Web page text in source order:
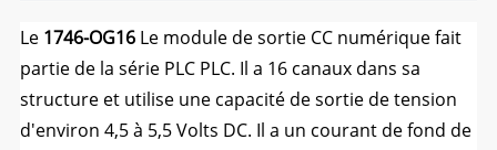
Le 1746-OG16Le module de sortie CC numérique fait
partie de la série PLC PLC. Il a 16 canaux dans sa
structure et utilise une capacité de sortie de tension
d'environ 4,5 à 5,5 Volts DC. Il a un courant de fond de